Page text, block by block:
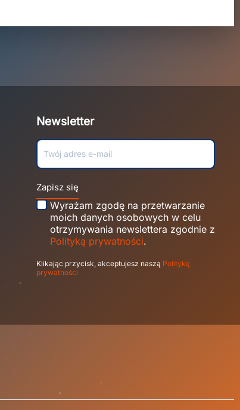
Newsletter
Zapisz się
Wyrażam zgodę na przetwarzanie
moich danych osobowych w celu
otrzymywania newslettera zgodnie z
Polityką prywatności.
Klikając przycisk, akceptujesz naszą Politykę
prywatności